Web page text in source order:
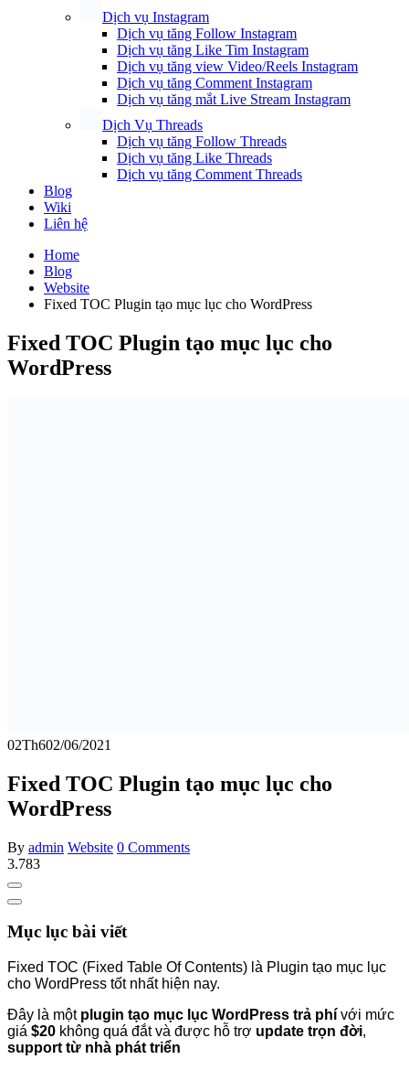
Dịch vụ Instagram
Dịch vụ tăng Follow Instagram
Dịch vụ tăng Like Tim Instagram
Dịch vụ tăng view Video/Reels Instagram
Dịch vụ tăng Comment Instagram
Dịch vụ tăng mắt Live Stream Instagram
Dịch Vụ Threads
Dịch vụ tăng Follow Threads
Dịch vụ tăng Like Threads
Dịch vụ tăng Comment Threads
Blog
Wiki
Liên hệ
Home
Blog
Website
Fixed TOC Plugin tạo mục lục cho WordPress
Fixed TOC Plugin tạo mục lục cho
WordPress
02Th602/06/2021
Fixed TOC Plugin tạo mục lục cho
WordPress
By admin Website 0 Comments
3.783
Mục lục bài viết
Fixed TOC (Fixed Table Of Contents) là Plugin tạo mục lục
cho WordPress tốt nhất hiện nay.
Đây là một plugin tạo mục lục WordPress trả phí với mức
giá $20 không quá đắt và được hỗ trợ update trọn đời,
support từ nhà phát triển